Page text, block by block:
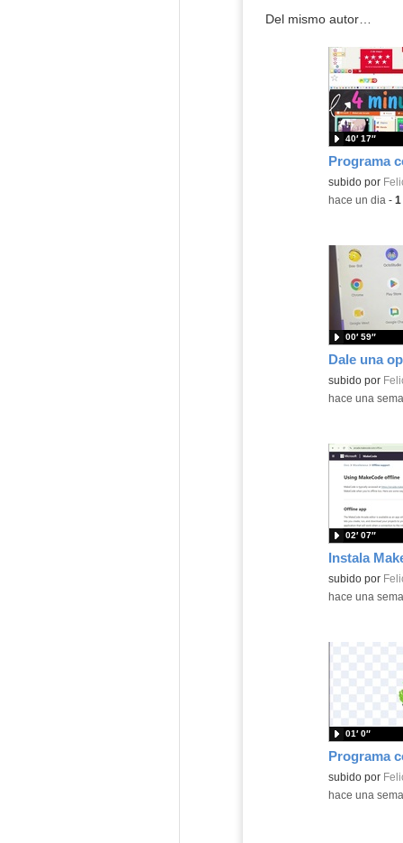
Del mismo autor…
Contenido
subido por
40′ 17″
-hace un dia - 1
Contenido
subido por
00′ 59″
-hace una
Contenido
subido por
02′ 07″
-hace una
Contenido
subido por
01′ 0″
-hace una